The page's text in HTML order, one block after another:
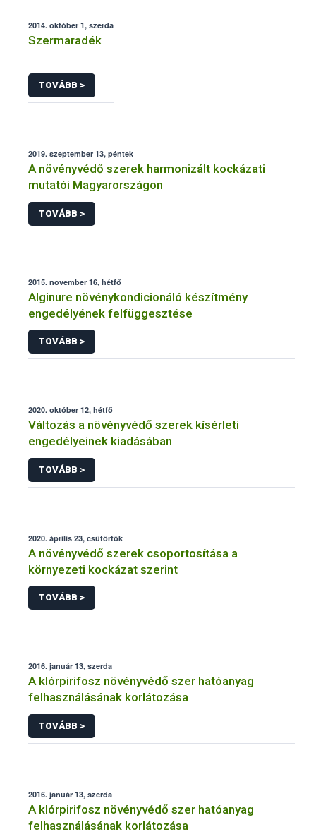
2014. október 1, szerda
Szermaradék
TOVÁBB >
2019. szeptember 13, péntek
A növényvédő szerek harmonizált kockázati
mutatói Magyarországon
TOVÁBB >
2015. november 16, hétfő
Alginure növénykondicionáló készítmény
engedélyének felfüggesztése
TOVÁBB >
2020. október 12, hétfő
Változás a növényvédő szerek kísérleti
engedélyeinek kiadásában
TOVÁBB >
2020. április 23, csütörtök
A növényvédő szerek csoportosítása a
környezeti kockázat szerint
TOVÁBB >
2016. január 13, szerda
A klórpirifosz növényvédő szer hatóanyag
felhasználásának korlátozása
TOVÁBB >
2016. január 13, szerda
A klórpirifosz növényvédő szer hatóanyag
felhasználásának korlátozása